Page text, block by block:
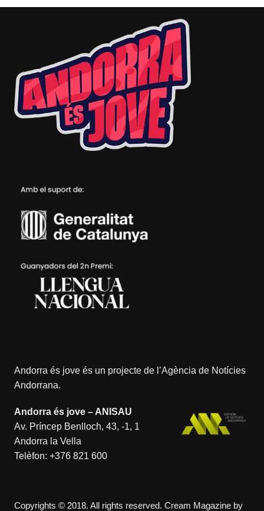
Andorra és jove és un projecte de l’Agència de Notícies
Andorrana.
Andorra és jove – ANISAU
Av. Príncep Benlloch, 43, -1, 1
Andorra la Vella
Telèfon: +376 821 600
Copyrights © 2018. All rights reserved. Cream Magazine by